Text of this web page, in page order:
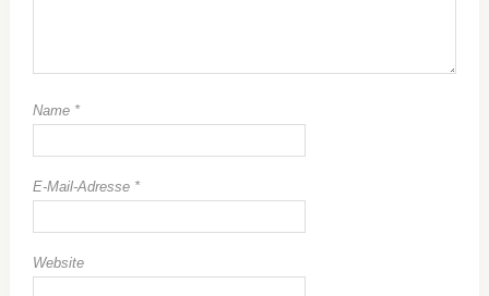
Name *
E-Mail-Adresse *
Website